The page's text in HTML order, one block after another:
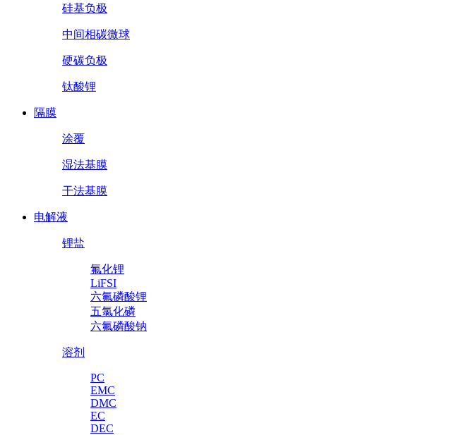
硅基负极
中间相碳微球
硬碳负极
钛酸锂
隔膜
涂覆
湿法基膜
干法基膜
电解液
锂盐
氟化锂
LiFSI
六氟磷酸锂
五氯化磷
六氟磷酸钠
溶剂
PC
EMC
DMC
EC
DEC